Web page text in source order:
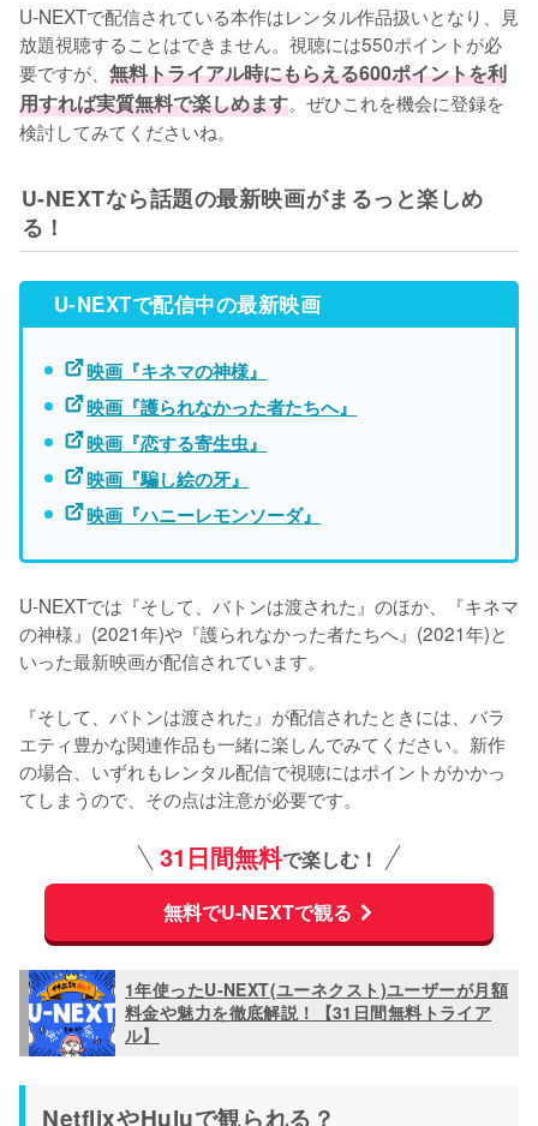
U-NEXTで配信されている本作はレンタル作品扱いとなり、見
放題視聴することはできません。視聴には550ポイントが必
要ですが、 無料トライアル時にもらえる600ポイントを利
用すれば実質無料で楽しめます。ぜひこれを機会に登録を
検討してみてくださいね。
U-NEXTなら話題の最新映画がまるっと楽しめ
る！
U-NEXTで配信中の最新映画
映画『キネマの神様』
映画『護られなかった者たちへ』
映画『恋する寄生虫』
映画『騙し絵の牙』
映画『ハニーレモンソーダ』
U-NEXTでは『そして、バトンは渡された』のほか、『キネマ
の神様』(2021年)や『護られなかった者たちへ』(2021年)と
いった最新映画が配信されています。
『そして、バトンは渡された』が配信されたときには、バラ
エティ豊かな関連作品も一緒に楽しんでみてください。新作
の場合、いずれもレンタル配信で視聴にはポイントがかかっ
てしまうので、その点は注意が必要です。
31日間無料で楽しむ！
無料でU-NEXTで観る
1年使ったU-NEXT(ユーネクスト)ユーザーが月額
料金や魅力を徹底解説！【31日間無料トライア
ル】
NetflixやHuluで観られる？